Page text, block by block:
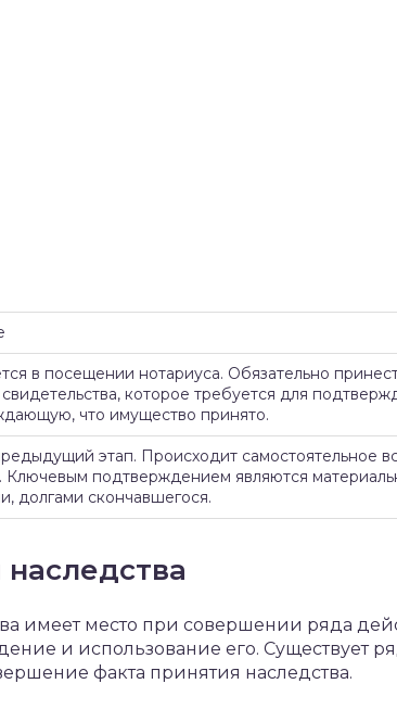
в посещении нотариуса. Обязательно
которое требуется для
что имущество принято.
этап. Происходит самостоятельное
подтверждением являются
долгами скончавшегося.
имеет место при совершении ряда
и использование его. Существует
факта принятия наследства.